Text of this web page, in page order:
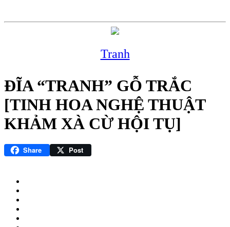
Tranh
ĐĨA “TRANH” GỖ TRẮC
[TINH HOA NGHỆ THUẬT
KHẢM XÀ CỪ HỘI TỤ]
Share Post